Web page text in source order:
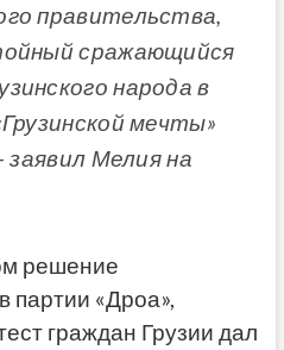
правительства,
сражающийся
народа в
мечты»
заявил Мелия на
решение
партии «Дроа»,
граждан Грузии дал